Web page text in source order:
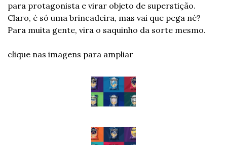
para protagonista e virar objeto de superstição.
Claro, é só uma brincadeira, mas vai que pega né?
Para muita gente, vira o saquinho da sorte mesmo.
clique nas imagens para ampliar